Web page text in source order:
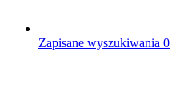
Zapisane wyszukiwania 0